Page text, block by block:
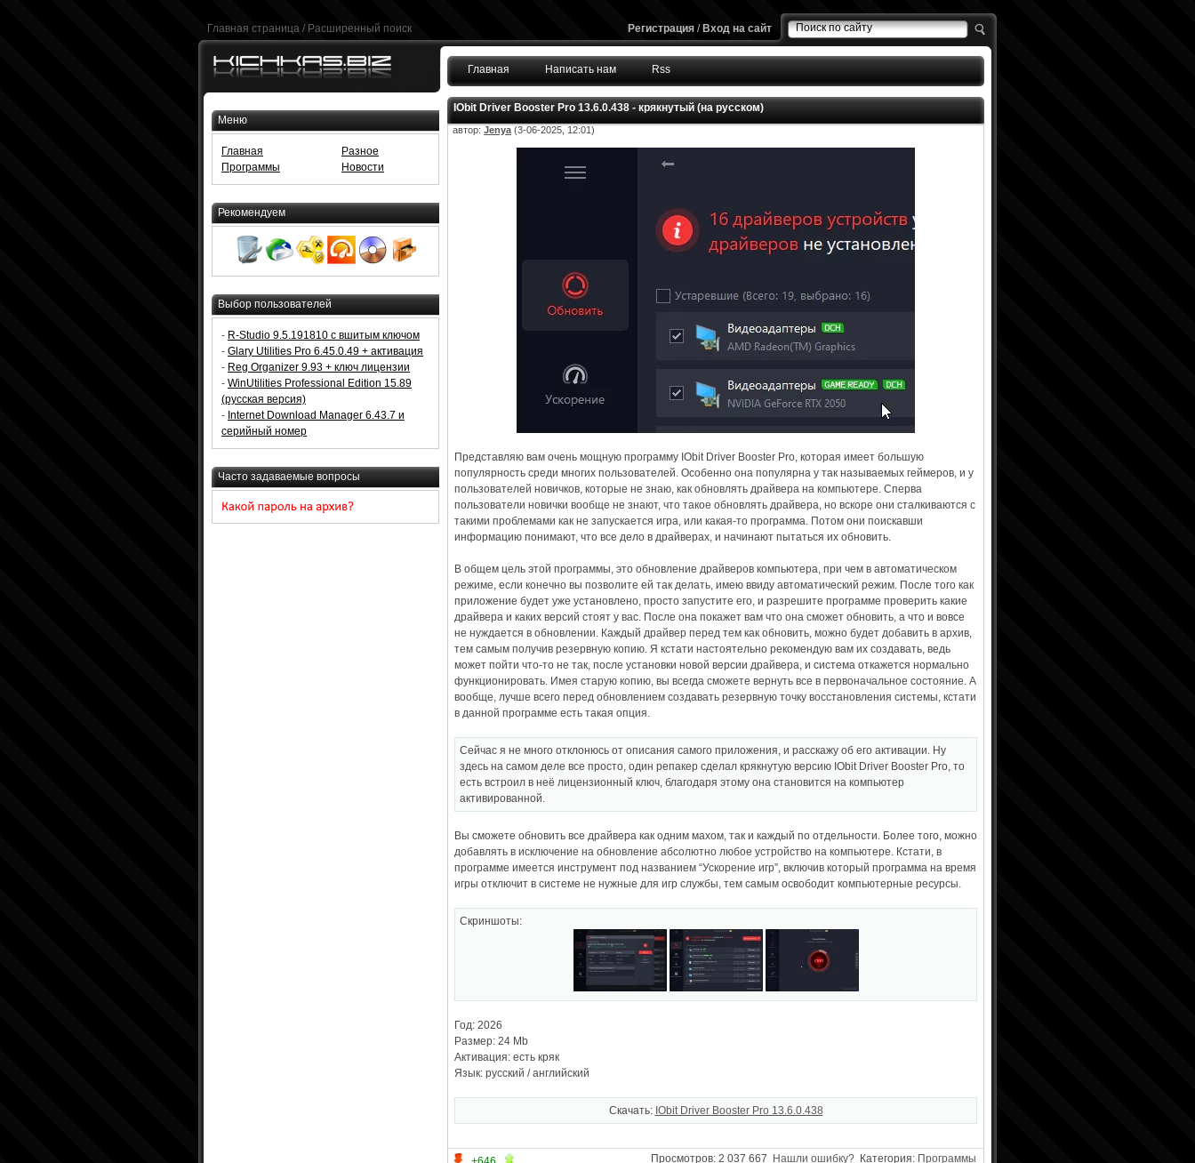
Главная страница / Расширенный поиск Регистрация / Вход на сайт
Главная Написать нам Rss
IObit Driver Booster Pro 13.6.0.438 - крякнутый (на русском)
автор: Jenya (3-06-2025, 12:01)
Представляю вам очень мощную программу IObit Driver Booster Pro, которая имеет большую
популярность среди многих пользователей. Особенно она популярна у так называемых геймеров, и у
пользователей новичков, которые не знаю, как обновлять драйвера на компьютере. Сперва
пользователи новички вообще не знают, что такое обновлять драйвера, но вскоре они сталкиваются с
такими проблемами как не запускается игра, или какая-то программа. Потом они поискавши
информацию понимают, что все дело в драйверах, и начинают пытаться их обновить.
В общем цель этой программы, это обновление драйверов компьютера, при чем в автоматическом
режиме, если конечно вы позволите ей так делать, имею ввиду автоматический режим. После того как
приложение будет уже установлено, просто запустите его, и разрешите программе проверить какие
драйвера и каких версий стоят у вас. После она покажет вам что она сможет обновить, а что и вовсе
не нуждается в обновлении. Каждый драйвер перед тем как обновить, можно будет добавить в архив,
тем самым получив резервную копию. Я кстати настоятельно рекомендую вам их создавать, ведь
может пойти что-то не так, после установки новой версии драйвера, и система откажется нормально
функционировать. Имея старую копию, вы всегда сможете вернуть все в первоначальное состояние. А
вообще, лучше всего перед обновлением создавать резервную точку восстановления системы, кстати
в данной программе есть такая опция.
Сейчас я не много отклонюсь от описания самого приложения, и расскажу об его активации. Ну
здесь на самом деле все просто, один репакер сделал крякнутую версию IObit Driver Booster Pro, то
есть встроил в неё лицензионный ключ, благодаря этому она становится на компьютер
активированной.
Вы сможете обновить все драйвера как одним махом, так и каждый по отдельности. Более того, можно
добавлять в исключение на обновление абсолютно любое устройство на компьютере. Кстати, в
программе имеется инструмент под названием “Ускорение игр”, включив который программа на время
игры отключит в системе не нужные для игр службы, тем самым освободит компьютерные ресурсы.
Скриншоты:
Год: 2026
Размер: 24 Mb
Активация: есть кряк
Язык: русский / английский
Скачать: IObit Driver Booster Pro 13.6.0.438
Просмотров: 2 037 667 Нашли ошибку? Категория: Программы
Меню
Главная
Программы
Разное
Новости
Рекомендуем
Выбор пользователей
- R-Studio 9.5.191810 с вшитым ключом
- Glary Utilities Pro 6.45.0.49 + активация
- Reg Organizer 9.93 + ключ лицензии
- WinUtilities Professional Edition 15.89
(русская версия)
- Internet Download Manager 6.43.7 и
серийный номер
Часто задаваемые вопросы